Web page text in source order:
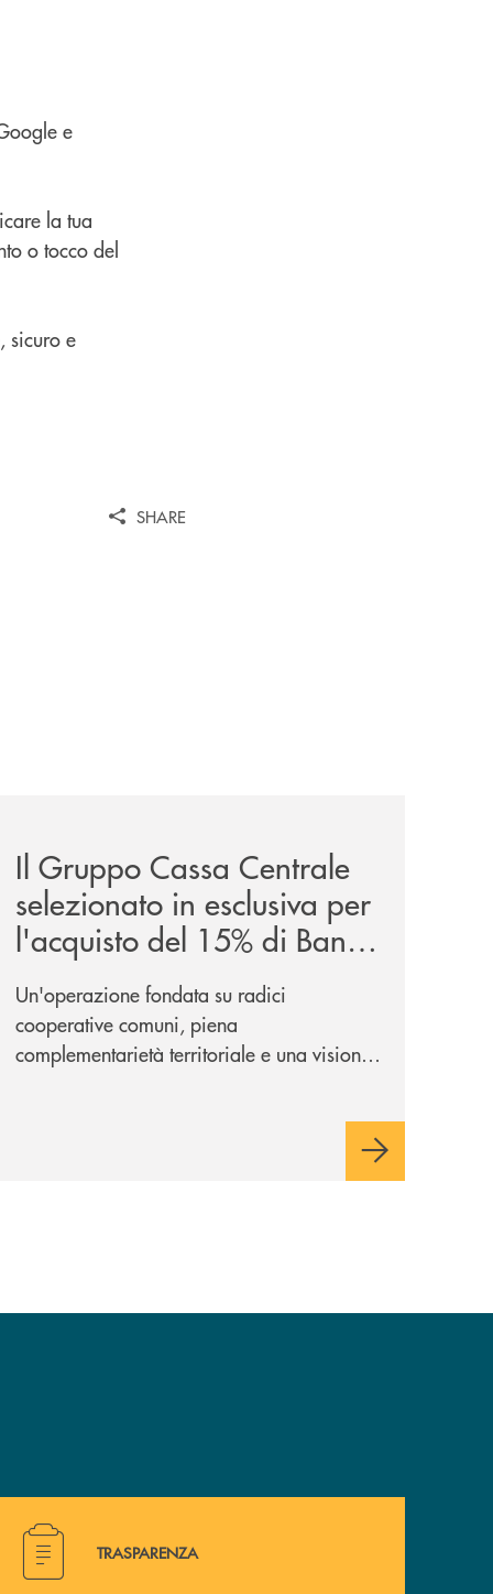
e
la tua
o tocco del
sicuro e
SHARE
Il Gruppo Cassa Centrale
selezionato in esclusiva per
l'acquisto del 15% di Banca
Cambiano 1884
Un'operazione fondata su radici
cooperative comuni, piena
complementarietà territoriale e una visione
Hai bisogno di alcuni documenti ? Vai alla pagina
TRASPARENZA